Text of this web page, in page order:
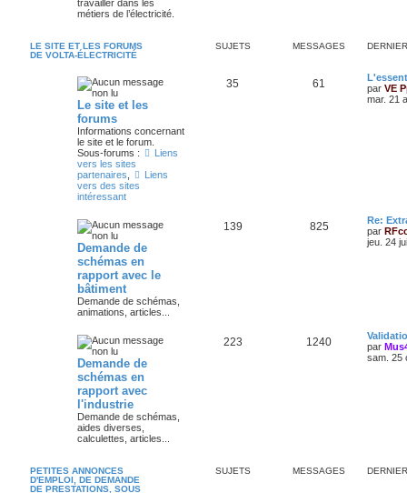
travailler dans les
métiers de l’électricité.
LE SITE ET LES FORUMS
DE VOLTA-ÉLECTRICITÉ
SUJETS MESSAGES
Le site et les
forums
Informations concernant
le site et le forum.
Sous-forums :
Liens
vers les sites
partenaires
Liens
vers des sites
intéressant
35 61
par VE
mar. 21
Demande de
schémas en
rapport avec le
bâtiment
Demande de schémas,
animations, articles...
139 825
Re:
par
jeu. 24
Demande de
schémas en
rapport avec
l'industrie
Demande de schémas,
aides diverses,
calculettes, articles...
223 1240
par
sam. 25
PETITES ANNONCES
D'EMPLOI, DE DEMANDE
DE PRESTATIONS, SOUS
SUJETS MESSAGES